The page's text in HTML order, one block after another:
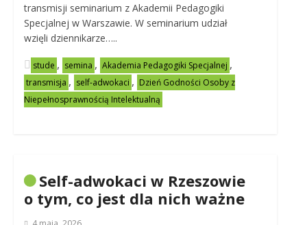
transmisji seminarium z Akademii Pedagogiki
Specjalnej w Warszawie. W seminarium udział
wzięli dziennikarze…..
stude , semina , Akademia Pedagogiki Specjalnej ,
transmisja , self-adwokaci , Dzień Godności Osoby z
Niepełnosprawnością Intelektualną
Self-adwokaci w Rzeszowie
o tym, co jest dla nich ważne